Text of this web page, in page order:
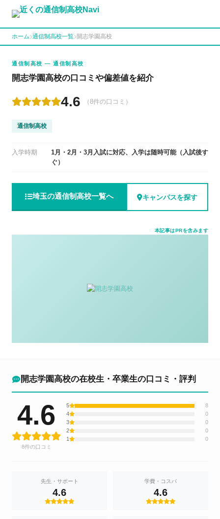
ホーム 通信制高校一覧 開志学園高校
通信制高校 — 通信制高校
開志学園高校の口コミや偏差値を紹介
4.6 （8件の口コミ）
通信制高校
入学時期
1月・2月・3月入試に対応、入学は随時可能（入試後す
ぐ）
埼玉の通信制高校一覧へ キャンパスを探す
本記事はPRを含みます
開志学園高校の在校生・卒業生の口コミ・評判
4.6
8件の口コミ
5
8
4
0
3
0
2
0
1
0
先生・サポート
4.6
学費・コスパ
4.6